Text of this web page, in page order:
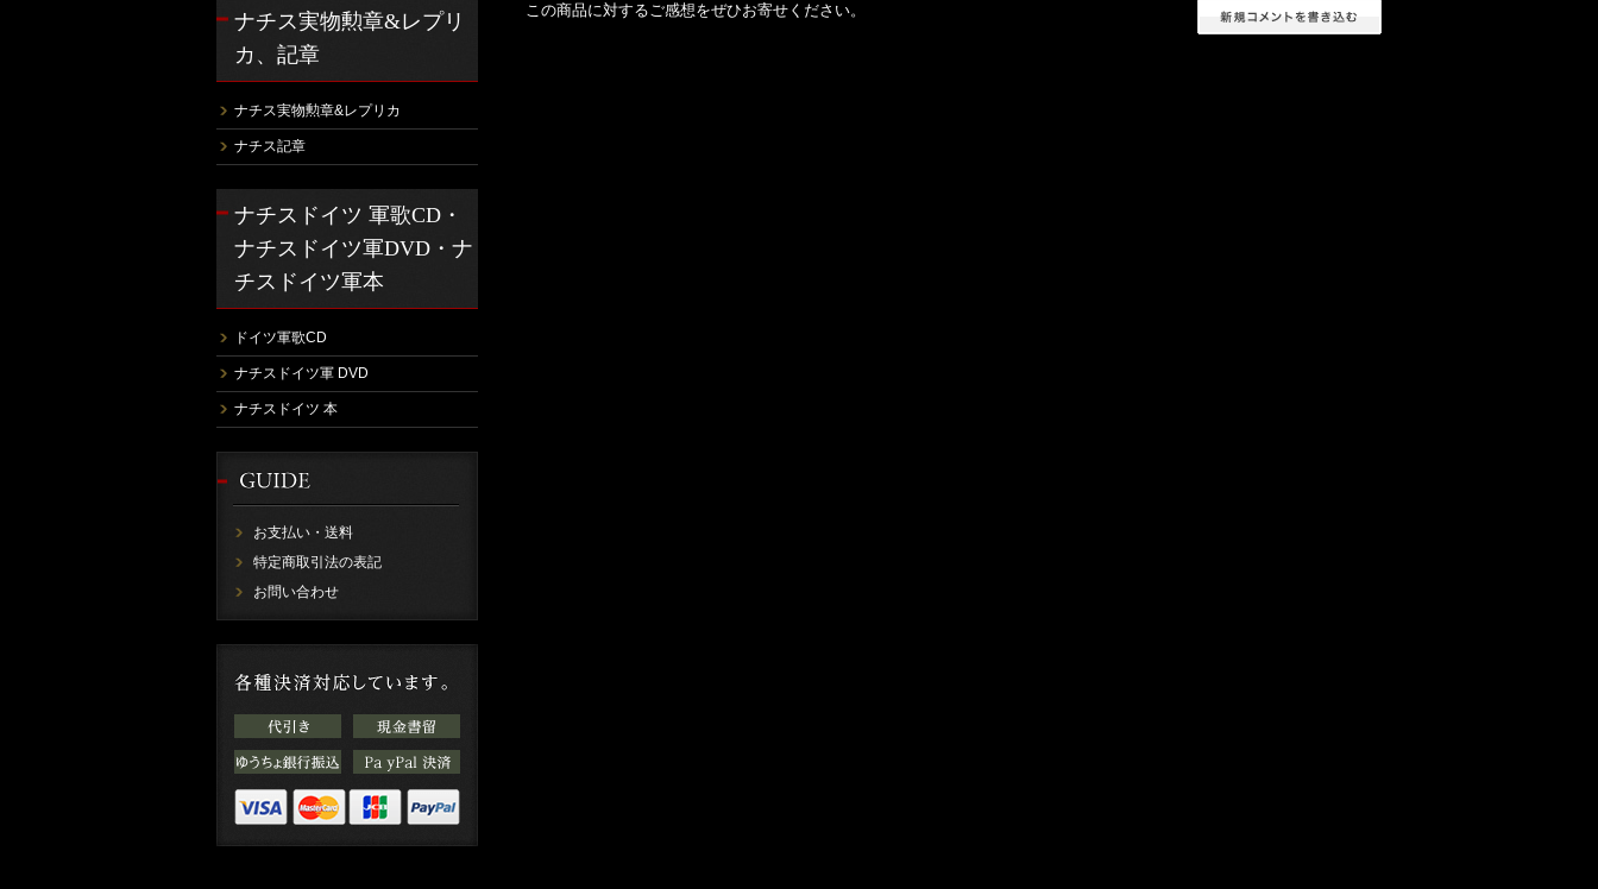
この商品に対するご感想をぜひお寄せください。
ナチス実物勲章&レプリ
カ、記章
ナチス実物勲章&レプリカ
ナチス記章
ナチスドイツ 軍歌CD・
ナチスドイツ軍DVD・ナ
チスドイツ軍本
ドイツ軍歌CD
ナチスドイツ軍 DVD
ナチスドイツ 本
お支払い・送料
特定商取引法の表記
お問い合わせ